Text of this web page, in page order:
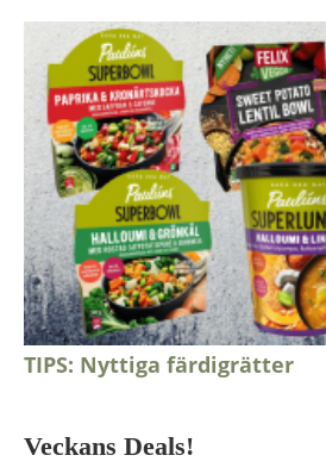
TIPS: Nyttiga färdigrätter
Veckans Deals!